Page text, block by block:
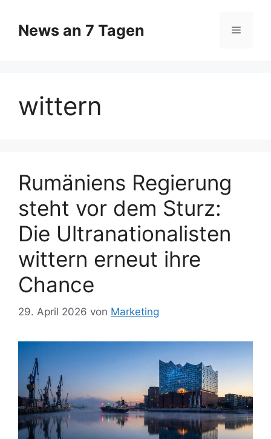
Inhalt
springen
News an 7 Tagen Menü
wittern
Rumäniens Regierung
steht vor dem Sturz:
Die Ultranationalisten
wittern erneut ihre
Chance
29. April 2026 von Marketing